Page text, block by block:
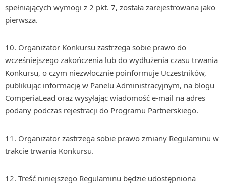
spełniających wymogi z 2 pkt. 7, została zarejestrowana jako
pierwsza.
10. Organizator Konkursu zastrzega sobie prawo do
wcześniejszego zakończenia lub do wydłużenia czasu trwania
Konkursu, o czym niezwłocznie poinformuje Uczestników,
publikując informację w Panelu Administracyjnym, na blogu
ComperiaLead oraz wysyłając wiadomość e-mail na adres
podany podczas rejestracji do Programu Partnerskiego.
11. Organizator zastrzega sobie prawo zmiany Regulaminu w
trakcie trwania Konkursu.
12. Treść niniejszego Regulaminu będzie udostępniona